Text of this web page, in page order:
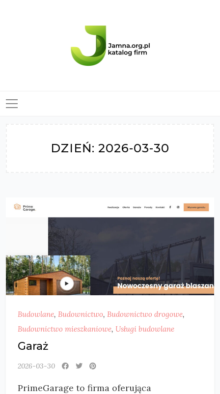
DZIEŃ: 2026-03-30
Budowlane, Budownictwo, Budownictwo drogowe,
Budownictwo mieszkaniowe, Usługi budowlane
Garaż
2026-03-30
PrimeGarage to firma oferująca